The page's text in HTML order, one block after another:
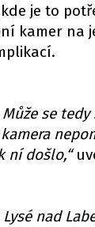
je to
kamer na
se
ní došlo,“
nad